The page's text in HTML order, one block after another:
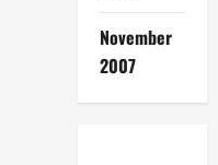
November
2007